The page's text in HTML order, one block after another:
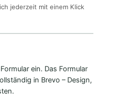
jederzeit mit einem Klick
ein. Das Formular
in Brevo – Design,